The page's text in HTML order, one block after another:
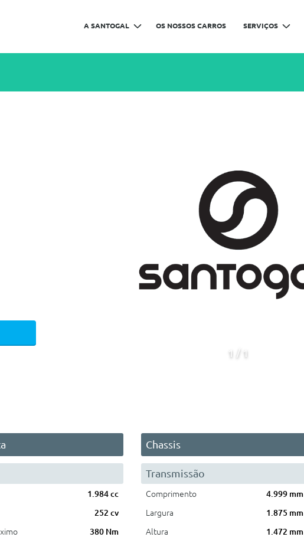
A SANTOGAL OS NOSSOS CARROS SERVIÇOS
1 1
1.984 cc
252 cv
380 Nm
Chassis
Transmissão
Comprimento
4.999 mm
Largura
1.875 mm
Altura
1.472 mm